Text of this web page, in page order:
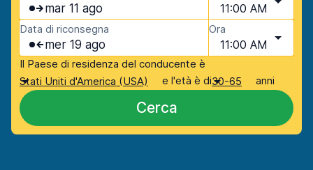
mar 11 ago 11:00 AM
Data di riconsegna
mer 19 ago
Ora
11:00 AM
Il Paese di residenza del conducente è
Stati Uniti d'America (USA)
e l'età è di30-65 anni
Cerca